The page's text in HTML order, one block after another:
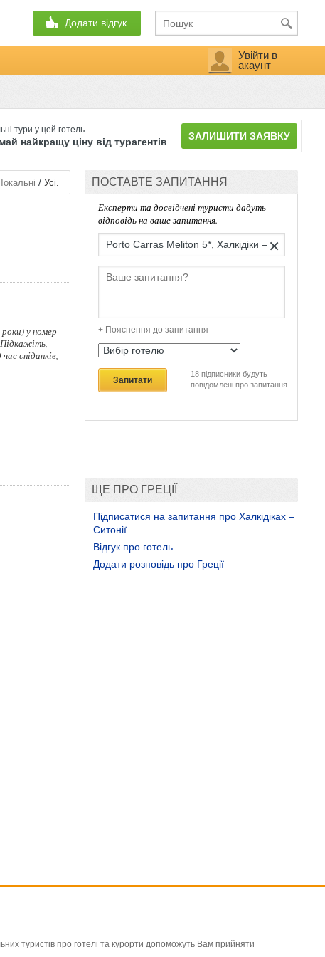
Додати відгук
Увійти в
акаунт
тури у цей готель
найкращу ціну від турагентів ЗАЛИШИТИ ЗАЯВКУ
ПОСТАВТЕ ЗАПИТАННЯ
Експерти та досвідчені туристи дадуть
відповідь на ваше запитання.
×
+ Пояснення до запитання
Запитати
18підписники будуть
повідомлені про запитання
ЩЕ ПРО ГРЕЦІЇ
Підписатися на запитання про Халкідіках –
Ситонії
Відгук про готель
Додати розповідь про Греції
/ Усі.
у номер
сніданків,
туристів про готелі та курорти допоможуть Вам прийняти